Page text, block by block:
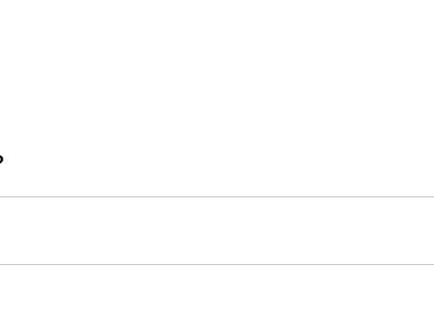
так и с частными покупателями. Доступна
предлагаем решения для строительства,
строительных организаций, подрядчиков,
удобная логистика по России